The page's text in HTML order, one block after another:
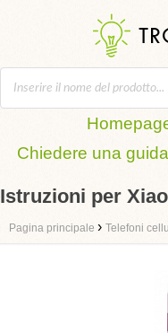
Chiedere una guida
Istruzioni per
Pagina principale › Telefoni